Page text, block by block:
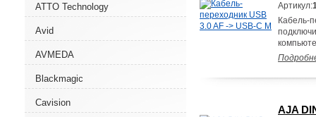
ATTO Technology
Avid
AVMEDA
Blackmagic
Cavision
Артикул:
Кабель-
AJA